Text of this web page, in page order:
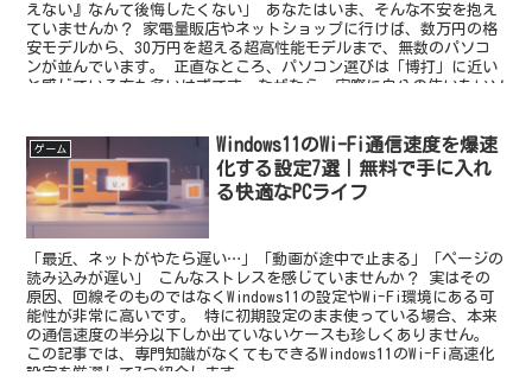
えない』なんて後悔したくない」 あなたはいま、そんな不安を抱え
ていませんか？ 家電量販店やネットショップに行けば、数万円の格
安モデルから、30万円を超える超高性能モデルまで、無数のパソコ
ンが並んでいます。 正直なところ、パソコン選びは「博打」に近い
と感じている方も多いはずです。なぜなら、実際に自分の使いたいソ
ゲーム
Windows11のWi-Fi通信速度を爆速
化する設定7選｜無料で手に入れ
る快適なPCライフ
「最近、ネットがやたら遅い…」「動画が途中で止まる」「ページの
読み込みが遅い」 こんなストレスを感じていませんか？ 実はその
原因、回線そのものではなくWindows11の設定やWi-Fi環境にある可
能性が非常に高いです。 特に初期設定のまま使っている場合、本来
の通信速度の半分以下しか出ていないケースも珍しくありません。
この記事では、専門知識がなくてもできるWindows11のWi-Fi高速化
設定を厳選して7つ紹介します。